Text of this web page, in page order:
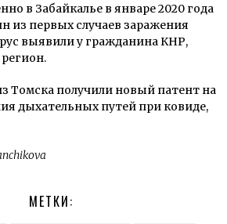
в Забайкалье в январе 2020 года
из первых случаев заражения
выявили у гражданина КНР,
Томска получили новый патент на
дыхательных путей при ковиде,
МЕТКИ: